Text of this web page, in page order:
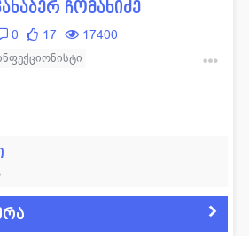
ჩომახიძე
0 17 17400